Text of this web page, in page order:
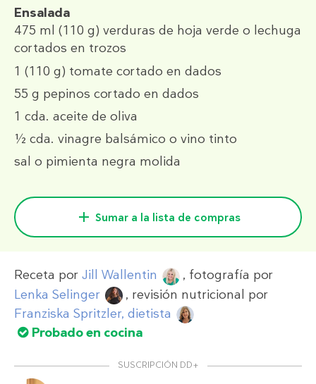
Ensalada
475 ml (110 g) verduras de hoja verde o lechuga
cortados en trozos
1 (110 g) tomate cortado en dados
55 g pepinos cortado en dados
1 cda. aceite de oliva
½ cda. vinagre balsámico o vino tinto
sal o pimienta negra molida
Sumar a la lista de compras
Receta por Jill Wallentin
, fotografía por
Lenka Selinger
, revisión nutricional por
Franziska Spritzler, dietista
Probado en cocina
SUSCRIPCIÓN DD+